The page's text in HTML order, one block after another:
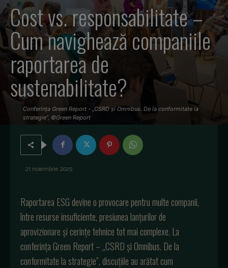
Cost vs. responsabilitate –
Cum navighează companiile
raportarea de
sustenabilitate?
Conferința Green Report - „CSRD și Omnibus. De la conformitate la
strategie”, ©Green Report
21 noiembrie 2025
Raportarea ESG devine o provocare pentru multe companii,
între resurse insuficiente, presiunea lanțurilor de
aprovizionare și cerințe tehnice tot mai complexe. La
conferința Green Report – „CSRDși Omnibus. De la
conformitate la strategie”, discuțiile au arătat cum